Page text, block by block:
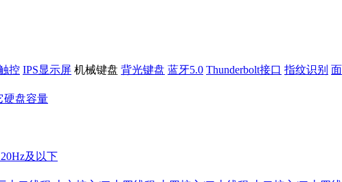
控 IPS显示屏 机械键盘 背光键盘 蓝牙5.0 Thunderbolt接口 指纹识别
硬盘容量
及以下